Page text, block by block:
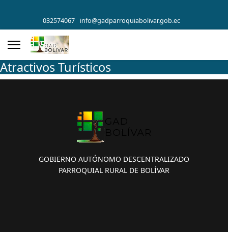
032574067 info@gadparroquiabolivar.gob.ec
Atractivos Turísticos
GOBIERNO AUTÓNOMO DESCENTRALIZADO
PARROQUIAL RURAL DE BOLÍVAR